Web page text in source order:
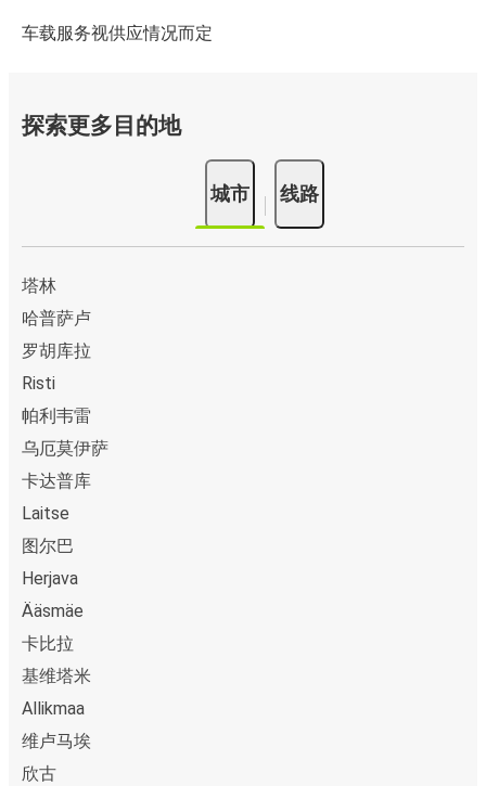
车载服务视供应情况而定
探索更多目的地
城市 线路
塔林
哈普萨卢
罗胡库拉
Risti
帕利韦雷
乌厄莫伊萨
卡达普库
Laitse
图尔巴
Herjava
Ääsmäe
卡比拉
基维塔米
Allikmaa
维卢马埃
欣古